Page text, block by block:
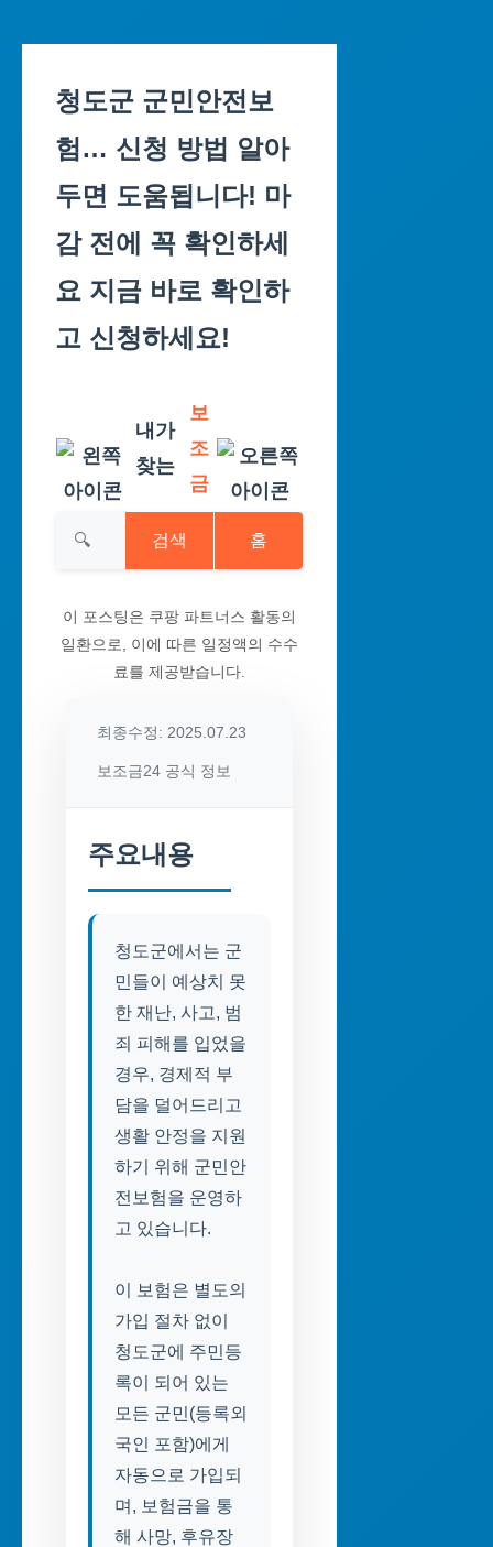
content
청도군 군민안전보
험… 신청 방법 알아
두면 도움됩니다! 마
감 전에 꼭 확인하세
요 지금 바로 확인하
고 신청하세요!
내가
찾는
보
조
금
검색 홈
이 포스팅은 쿠팡 파트너스 활동의
일환으로, 이에 따른 일정액의 수수
료를 제공받습니다.
최종수정: 2025.07.23
보조금24 공식 정보
주요내용
청도군에서는 군
민들이 예상치 못
한 재난, 사고, 범
죄 피해를 입었을
경우, 경제적 부
담을 덜어드리고
생활 안정을 지원
하기 위해 군민안
전보험을 운영하
고 있습니다.
이 보험은 별도의
가입 절차 없이
청도군에 주민등
록이 되어 있는
모든 군민(등록외
국인 포함)에게
자동으로 가입되
며, 보험금을 통
해 사망, 후유장